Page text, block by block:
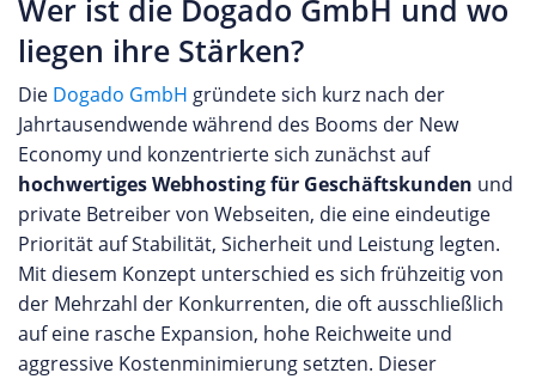
Wer ist die Dogado GmbH und wo
liegen ihre Stärken?
Die Dogado GmbH gründete sich kurz nach der
Jahrtausendwende während des Booms der New
Economy und konzentrierte sich zunächst auf
hochwertiges Webhosting für Geschäftskunden und
private Betreiber von Webseiten, die eine eindeutige
Priorität auf Stabilität, Sicherheit und Leistung legten.
Mit diesem Konzept unterschied es sich frühzeitig von
der Mehrzahl der Konkurrenten, die oft ausschließlich
auf eine rasche Expansion, hohe Reichweite und
aggressive Kostenminimierung setzten. Dieser